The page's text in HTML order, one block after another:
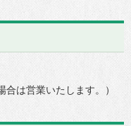
は営業いたします。）